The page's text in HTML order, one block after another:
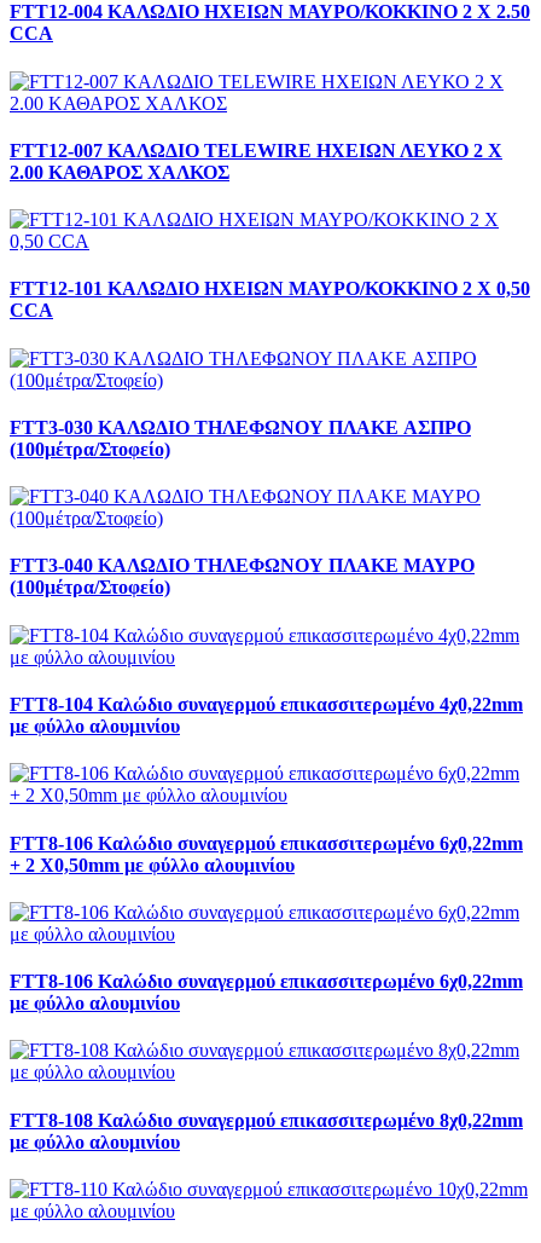
FTT12-004 ΚΑΛΩΔΙΟ ΗΧΕΙΩΝ ΜΑΥΡΟ/ΚΟΚΚΙΝΟ 2 Χ 2.50
CCA
FTT12-007 ΚΑΛΩΔΙΟ TELEWIRE ΗΧΕΙΩΝ ΛΕΥΚΟ 2 Χ
2.00 ΚΑΘΑΡΟΣ ΧΑΛΚΟΣ
FTT12-101 ΚΑΛΩΔΙΟ ΗΧΕΙΩΝ ΜΑΥΡΟ/ΚΟΚΚΙΝΟ 2 Χ 0,50
CCA
FTT3-030 ΚΑΛΩΔΙΟ ΤΗΛΕΦΩΝΟΥ ΠΛΑΚΕ AΣΠΡΟ
(100μέτρα/Στοφείο)
FTT3-040 ΚΑΛΩΔΙΟ ΤΗΛΕΦΩΝΟΥ ΠΛΑΚΕ ΜΑΥΡΟ
(100μέτρα/Στοφείο)
FTT8-104 Καλώδιο συναγερμού επικασσιτερωμένο 4χ0,22mm
με φύλλο αλουμινίου
FTT8-106 Καλώδιο συναγερμού επικασσιτερωμένο 6χ0,22mm
+ 2 Χ0,50mm με φύλλο αλουμινίου
FTT8-106 Καλώδιο συναγερμού επικασσιτερωμένο 6χ0,22mm
με φύλλο αλουμινίου
FTT8-108 Καλώδιο συναγερμού επικασσιτερωμένο 8χ0,22mm
με φύλλο αλουμινίου